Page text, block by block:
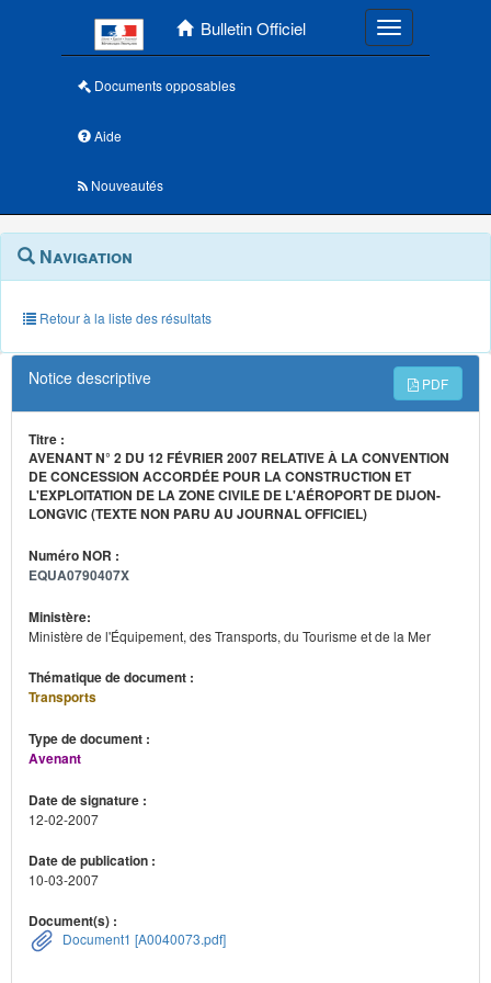
Bulletin Officiel Toggle
Documents opposables
Aide
Nouveautés
Navigation
outils
annexes
Menu
contextuel
Navigation
Retour à la liste des résultats
Notice descriptive PDF
Titre :
AVENANT N° 2 DU 12 FÉVRIER 2007 RELATIVE À LA CONVENTION
DE CONCESSION ACCORDÉE POUR LA CONSTRUCTION ET
L'EXPLOITATION DE LA ZONE CIVILE DE L'AÉROPORT DE DIJON-
LONGVIC (TEXTE NON PARU AU JOURNAL OFFICIEL)
Numéro NOR :
EQUA0790407X
Ministère:
Ministère de l'Équipement, des Transports, du Tourisme et de la Mer
Thématique de document :
Transports
Type de document :
Avenant
Date de signature :
12-02-2007
Date de publication :
10-03-2007
Document(s) :
Document1 [A0040073.pdf]